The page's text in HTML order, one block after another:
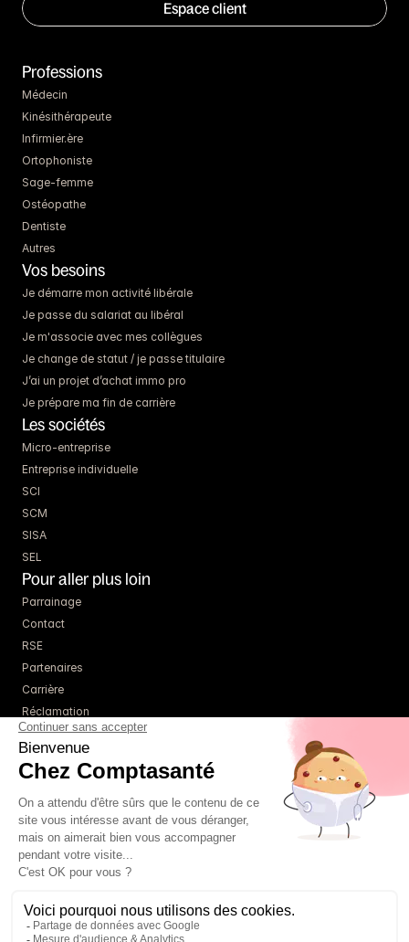
Espace client
Professions
Médecin
Kinésithérapeute
Infirmier.ère
Ortophoniste
Sage-femme
Ostéopathe
Dentiste
Autres
Vos besoins
Je démarre mon activité libérale
Je passe du salariat au libéral
Je m'associe avec mes collègues
Je change de statut / je passe titulaire
J’ai un projet d’achat immo pro
Je prépare ma fin de carrière
Les sociétés
Micro-entreprise
Entreprise individuelle
SCI
SCM
SISA
SEL
Pour aller plus loin
Parrainage
Contact
RSE
Partenaires
Carrière
Réclamation
Ressources
Blog
Guides
Webinaires
Simulateurs
À propos
Tarifs
01 85 09 22 86
FAQ